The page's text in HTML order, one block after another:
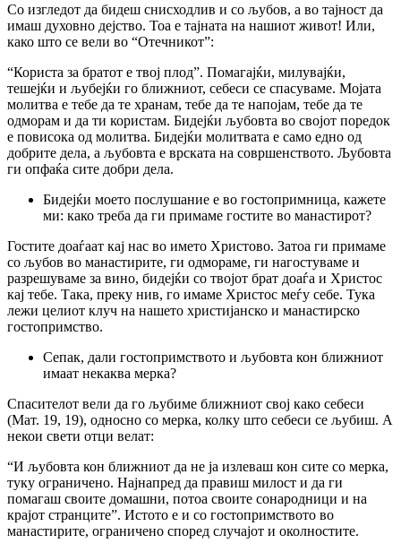
Co изгледот да бидеш снисходлив и co љубов, а во тајност да
имаш духовно дејство. Тоа е тајната на нашиот живот! Или,
како што се вели во “Отечникот”:
“Користа за братот е твој плод”. Помагајќи, милувајќи,
тешејќи и љубејќи го ближниот, себеси се спасуваме. Мојата
молитва е тебе да те хранам, тебе да те напојам, тебе да те
одморам и да ти користам. Бидејќи љубовта во својот поредок
е повисока од молитва. Бидејќи молитвата е само едно од
добрите дела, а љубовта е врската на совршенството. Љубовта
ги опфаќа сите добри дела.
Бидејќи моето послушание е во гостопримница, кажете
ми: како треба да ги примаме гостите во манастирот?
Гостите доаѓаат кај нас во името Христово. Затоа ги примаме
co љубов во манастирите, ги одмораме, ги нагостуваме и
разрешуваме за вино, бидејќи co твојот брат доаѓа и Христос
кај тебе. Така, преку нив, го имаме Христос меѓу себе. Тука
лежи целиот клуч на нашето христијанско и манастирско
гостопримство.
Сепак, дали гостопримството и љубовта кон ближниот
имаат некаква мерка?
Спасителот вели да го љубиме ближниот свој како себеси
(Мат. 19, 19), односно co мерка, колку што себеси се љубиш. А
некои свети отци велат:
“И љубовта кон ближниот да не ja излеваш кон сите co мерка,
туку ограничено. Најнапред да правиш милост и да ги
помагаш своите домашни, потоа своите сонародници и на
крајот странците”. Истото е и co гостопримството во
манастирите, ограничено според случајот и околностите.